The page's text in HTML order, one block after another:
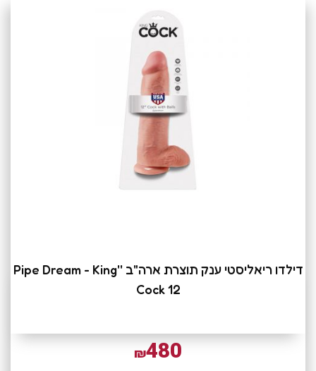
דילדו ריאליסטי ענק תוצרת ארה"ב ''Pipe Dream - King
Cock 12
₪480